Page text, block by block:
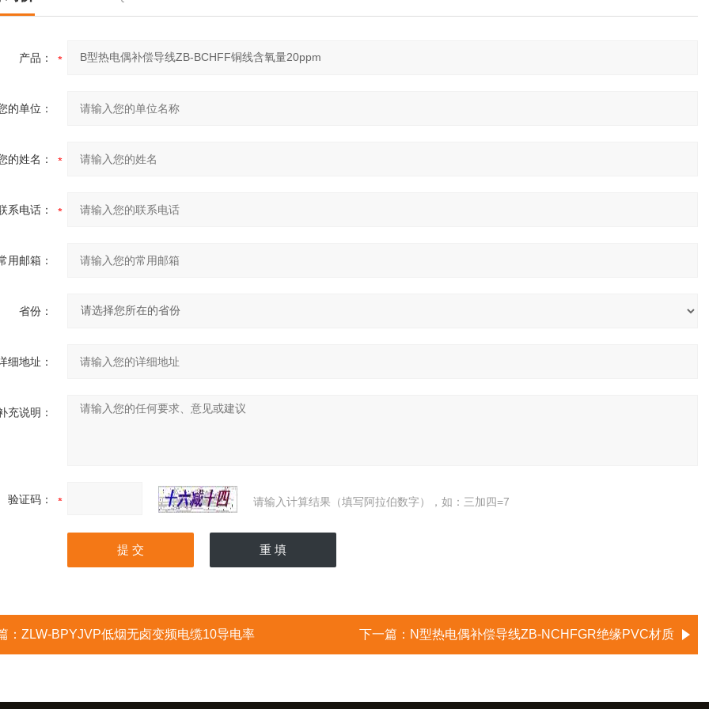
产品：
的单位：
的姓名：
系电话：
用邮箱：
省份：
细地址：
充说明：
验证码： 请输入计算结果（填写阿拉伯数字），如：三加四=7
： ZLW-BPYJVP低烟无卤变频电缆10导电率 下一篇： N型热电偶补偿导线ZB-NCHFGR绝缘PVC材质